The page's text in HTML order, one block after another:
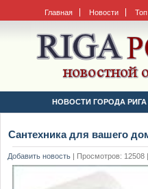
Главная Новости
НОВОСТИ ГОРОДА РИГА
Сантехника для вашего
Добавить новость | Просмотров: 12508